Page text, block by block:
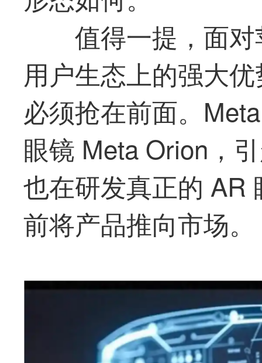
值得一提，面
用户生态上的强大
必须抢在前面。
眼镜 Meta Orion，
也在研发真正的 AR
前将产品推向市场。